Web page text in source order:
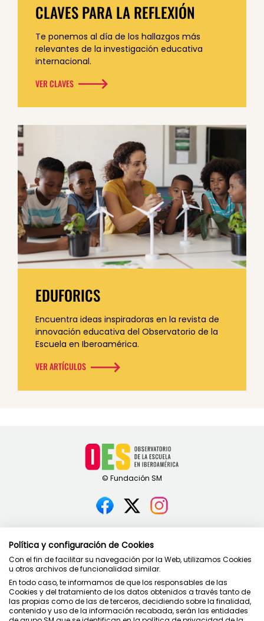
CLAVES PARA LA REFLEXIÓN
Te ponemos al día de los hallazgos más
relevantes de la investigación educativa
internacional.
VER CLAVES
EDUFORICS
Encuentra ideas inspiradoras en la revista de
innovación educativa del Observatorio de la
Escuela en Iberoamérica.
VER ARTÍCULOS
Política de privacidad
Condiciones de uso
Política de cookies
Política y configuración de Cookies
Con el fin de facilitar su navegación por la Web, utilizamos Cookies
u otros archivos de funcionalidad similar.
En todo caso, te informamos de que los responsables de las
Cookies y del tratamiento de los datos obtenidos a través tanto de
las propias como de las de terceros, decidiendo sobre la finalidad,
contenido y uso de la información recabada, serán las entidades